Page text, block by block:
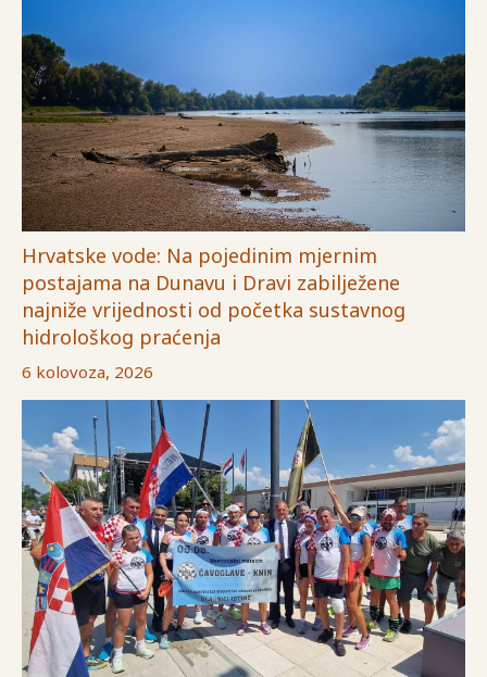
Hrvatske vode: Na pojedinim mjernim
postajama na Dunavu i Dravi zabilježene
najniže vrijednosti od početka sustavnog
hidrološkog praćenja
6 kolovoza, 2026